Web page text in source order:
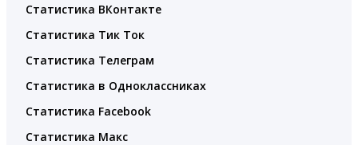
Статистика ВКонтакте
Статистика Тик Ток
Статистика Телеграм
Статистика в Одноклассниках
Статистика Facebook
Статистика Макс